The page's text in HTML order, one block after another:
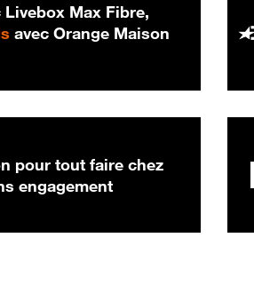
Livebox Max Fibre,
20 € par mois
avec Orange Maison
pour tout faire chez
engagement